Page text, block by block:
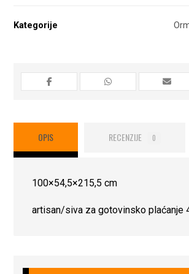
Kategorije
OPIS RECENZIJE 0
100×54,5×215,5 cm
artisan/siva za gotovinsko plaćanje